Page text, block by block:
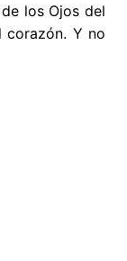
los Ojos del
corazón. Y no